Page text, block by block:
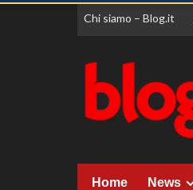
Vai
Chi siamo – Blog.it
Home News